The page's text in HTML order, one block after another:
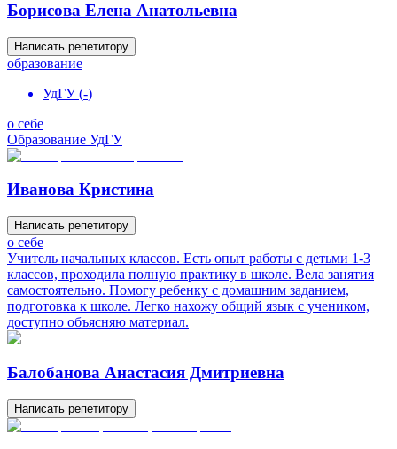
Борисова Елена Анатольевна
Написать репетитору
образование
УдГУ(-)
о себе
Образование УдГУ
Иванова Кристина
Написать репетитору
о себе
Учитель начальных классов. Есть опыт работы с детьми 1-3
классов, проходила полную практику в школе. Вела занятия
самостоятельно. Помогу ребенку с домашним заданием,
подготовка к школе. Легко нахожу общий язык с учеником,
доступно объясняю материал.
Балобанова Анастасия Дмитриевна
Написать репетитору